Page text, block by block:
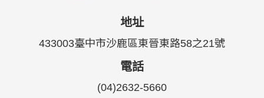
地址
433003臺中市沙鹿區東晉東路58之21號
電話
(04)2632-5660